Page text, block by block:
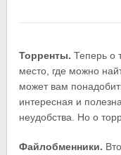
Торренты. Теперь о
место, где можно
может вам
интересная и
неудобства. Но о
Файлобменники.